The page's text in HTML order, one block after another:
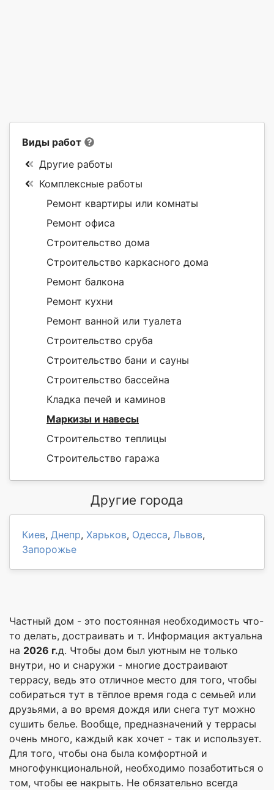
Виды работ
Другие работы
Комплексные работы
Ремонт квартиры или комнаты
Ремонт офиса
Строительство дома
Строительство каркасного дома
Ремонт балкона
Ремонт кухни
Ремонт ванной или туалета
Строительство сруба
Строительство бани и сауны
Строительство бассейна
Кладка печей и каминов
Маркизы и навесы
Строительство теплицы
Строительство гаража
Другие города
Киев, Днепр, Харьков, Одесса, Львов,
Запорожье
Частный дом - это постоянная необходимость что-
то делать, достраивать и т. Информация актуальна
на 2026 г.д. Чтобы дом был уютным не только
внутри, но и снаружи - многие достраивают
террасу, ведь это отличное место для того, чтобы
собираться тут в тёплое время года с семьей или
друзьями, а во время дождя или снега тут можно
сушить белье. Вообще, предназначений у террасы
очень много, каждый как хочет - так и использует.
Для того, чтобы она была комфортной и
многофункциональной, необходимо позаботиться о
том, чтобы ее накрыть. Не обязательно всегда